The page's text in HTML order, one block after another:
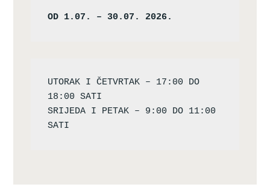
OD 1.07. – 30.07. 2026.
UTORAK I ČETVRTAK – 17:00 DO
18:00 SATI
SRIJEDA I PETAK – 9:00 DO 11:00